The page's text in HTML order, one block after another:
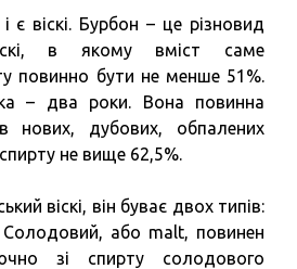
є віскі. Бурбон – це різновид
в якому вміст саме
повинно бути не менше 51%.
– два роки. Вона повинна
нових, дубових, обпалених
не вище 62,5%.
віскі, він буває двох типів:
або malt, повинен
зі спирту солодового